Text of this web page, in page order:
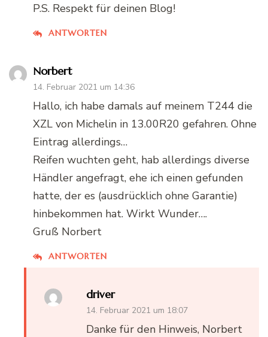
ANTWORTEN
P.S. Respekt für deinen Blog!
Norbert
14. Februar 2021 um 14:36
ANTWORTEN
Hallo, ich habe damals auf meinem T244 die
XZL von Michelin in 13.00R20 gefahren. Ohne
Eintrag allerdings…
Reifen wuchten geht, hab allerdings diverse
Händler angefragt, ehe ich einen gefunden
hatte, der es (ausdrücklich ohne Garantie)
hinbekommen hat. Wirkt Wunder….
Gruß Norbert
driver
14. Februar 2021 um 18:07
Danke für den Hinweis, Norbert